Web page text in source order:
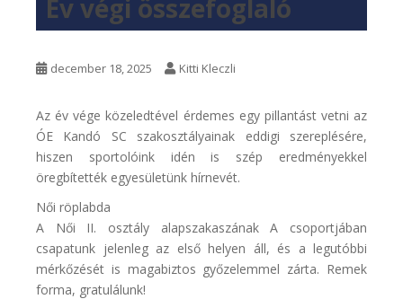
Év végi összefoglaló
december 18, 2025 Kitti Kleczli
Az év vége közeledtével érdemes egy pillantást vetni az
ÓE Kandó SC szakosztályainak eddigi szereplésére,
hiszen sportolóink idén is szép eredményekkel
öregbítették egyesületünk hírnevét.
Női röplabda
A Női II. osztály alapszakaszának A csoportjában
csapatunk jelenleg az első helyen áll, és a legutóbbi
mérkőzését is magabiztos győzelemmel zárta. Remek
forma, gratulálunk!